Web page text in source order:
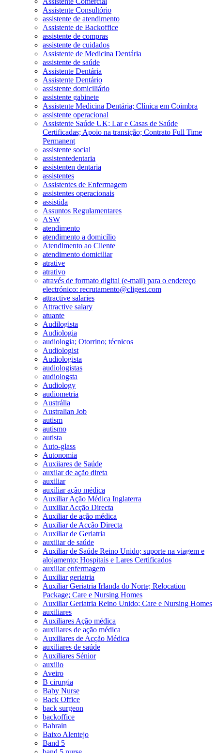
Assistente Consultório
assistente de atendimento
Assistente de Backoffice
assistente de compras
assistente de cuidados
Assistente de Medicina Dentária
assistente de saúde
Assistente Dentária
Assistente Dentário
assistente domiciliário
assistente gabinete
Assistente Medicina Dentária; Clínica em Coimbra
assistente operacional
Assistente Saúde UK; Lar e Casas de Saúde
Certificadas; Apoio na transição; Contrato Full Time
Permanent
assistente social
assistentedentaria
assistenten dentaria
assistentes
Assistentes de Enfermagem
assistentes operacionais
assistida
Assuntos Regulamentares
ASW
atendimento
atendimento a domicílio
Atendimento ao Cliente
atendimento domiciliar
atrative
atrativo
através de formato digital (e-mail) para o endereço
electrónico: recrutamento@cligest.com
attractive salaries
Attractive salary
atuante
Audilogista
Audiologia
audiologia; Otorrino; técnicos
Audiologist
Audiologista
audiologistas
audiologsta
Audiology
audiometria
Austrália
Australian Job
autism
autismo
autista
Auto-glass
Autonomia
Auxiiares de Saúde
auxilar de ação direta
auxiliar
auxiliar ação médica
Auxiliar Ação Médica Inglaterra
Auxiliar Acção Directa
Auxiliar de ação médica
Auxiliar de Acção Directa
Auxiliar de Geriatria
auxiliar de saúde
Auxiliar de Saúde Reino Unido; suporte na viagem e
alojamento; Hospitais e Lares Certificados
auxiliar enfermagem
Auxiliar geriatria
Auxiliar Geriatria Irlanda do Norte; Relocation
Package; Care e Nursing Homes
Auxiliar Geriatria Reino Unido; Care e Nursing Homes
auxiliares
Auxiliares Ação médica
auxiliares de ação médica
Auxiliares de Acção Médica
auxiliares de saúde
Auxiliares Sénior
auxilio
Aveiro
B cirurgia
Baby Nurse
Back Office
back surgeon
backoffice
Bahrain
Baixo Alentejo
Band 5